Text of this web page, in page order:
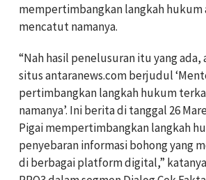
mempertimbangkan langkah hukum
mencatut namanya.
“Nah hasil penelusuran itu yang
situs antaranews.com berjudul
pertimbangkan langkah hukum
namanya’. Ini berita di tanggal 26
Pigai mempertimbangkan langkah
penyebaran informasi bohong yang
di berbagai platform digital,”